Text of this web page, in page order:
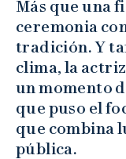
Más que una
ceremonia
tradición. Y
clima, la
un momento
que puso el
que combina
pública.